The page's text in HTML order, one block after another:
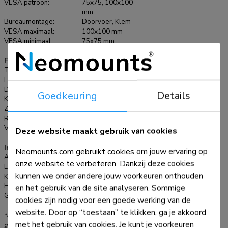
is geschikt voor schermen t/m 27". Het draagvermogen van
de arm is 8 kg per scherm. Dit product is geschikt voor
schermen met een VESA gatenpatroon van 75x75 mm of
100x100 mm. Heeft u een afwijkend (groter) gatenpatroon,
dan kunt u dit oplossen met een van onze VESA
verloopplaten.
VESA patroon:
75x75, 100x100
mm
Bureaumontage:
Doorvoer, Klem
VESA maximaal:
100x100 mm
VESA minimaal:
75x75 mm
Functionaliteit
Type:
Full motion, Kantelen, Roteren, Zwenken
Hoogteverstelling:
0-41,5 cm
Diepteverstelling:
Kantelen (graden):
90°
Zwenken (graden):
Roteren (graden):
Verstellingstype:
Manueel
Informatie
Artikelnummer:
EAN:
8717371445225
Kleur:
Zwart
Hoofdmateriaal:
Staal
Garantie:
*NB. De vermelde inch-maten zijn slechts een indicatie, gecombineerd met het
gewicht en de VESA-maten. Het maximale gewicht en de VESA-maat zijn absolute
Goedkeuring Details
Deze website maakt gebruik van cookies
Neomounts.com gebruikt cookies om jouw ervaring op
onze website te verbeteren. Dankzij deze cookies
kunnen we onder andere jouw voorkeuren onthouden
en het gebruik van de site analyseren. Sommige
cookies zijn nodig voor een goede werking van de
website. Door op “toestaan” te klikken, ga je akkoord
met het gebruik van cookies. Je kunt je voorkeuren